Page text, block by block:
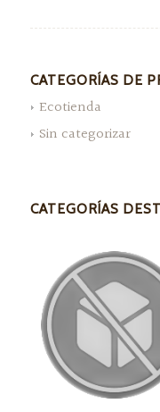
CATEGORÍAS DE
Ecotienda
Sin categorizar
CATEGORÍAS